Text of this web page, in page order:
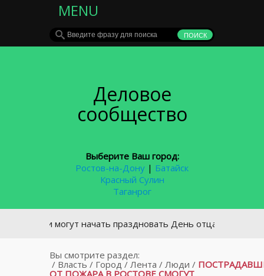
MENU
Деловое
сообщество
Выберите Ваш город:
Ростов-на-Дону | Батайск
Красный Сулин
Таганрог
могут начать праздновать День отца
Вы смотрите раздел:
/ Власть / Город / Лента / Люди /
ОТ ПОЖАРА В РОСТОВЕ СМОГУТ